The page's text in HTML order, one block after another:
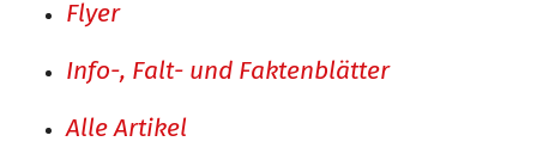
Flyer
Info-, Falt- und Faktenblätter
Alle Artikel